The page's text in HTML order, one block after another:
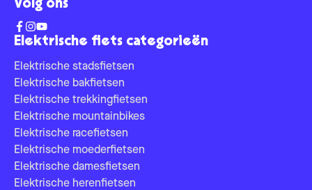
Elektrische fiets categorieën
Elektrische stadsfietsen
Elektrische bakfietsen
Elektrische trekkingfietsen
Elektrische mountainbikes
Elektrische racefietsen
Elektrische moederfietsen
Elektrische damesfietsen
Elektrische herenfietsen
Volg ons